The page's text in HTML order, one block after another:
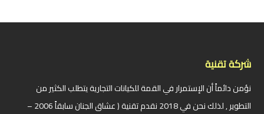
شركة تقنية
نؤمن دائماً أن الإستمرار في القمة للكيانات التجارية يتطلب الكثير من
التطوير , لذلك نحن في 2018 نقدم تقنية ( عشاق الجنان سابقاً 2006 –